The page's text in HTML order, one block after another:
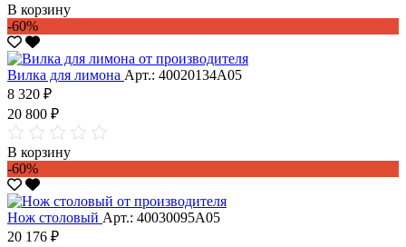
В корзину
-60%
Вилка для лимона Арт.: 40020134А05
8 320 ₽
20 800 ₽
В корзину
-60%
Нож столовый Арт.: 40030095А05
20 176 ₽